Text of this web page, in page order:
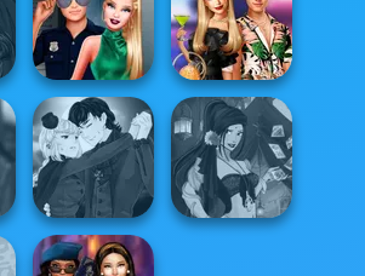
Style Police
Officer
BFFs' Birthday
Bash For Babs